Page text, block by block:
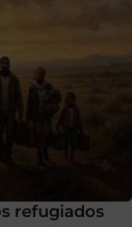
refugiados